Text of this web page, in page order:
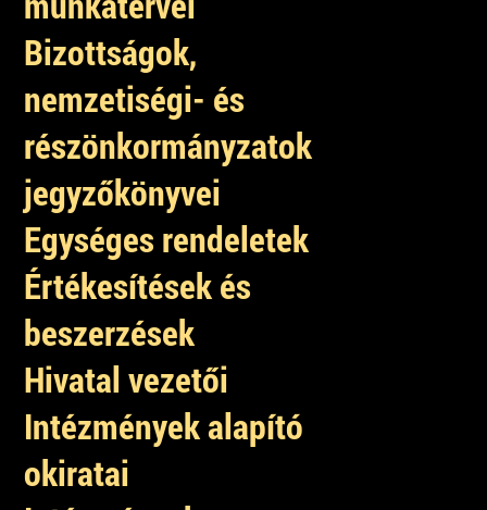
Bizottságok,
nemzetiségi- és
részönkormányzatok
jegyzőkönyvei
Egységes rendeletek
Értékesítések és
beszerzések
Hivatal vezetői
Intézmények alapító
okiratai